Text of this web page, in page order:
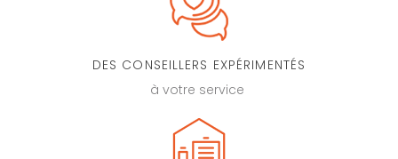
DES CONSEILLERS EXPÉRIMENTÉS
à votre service